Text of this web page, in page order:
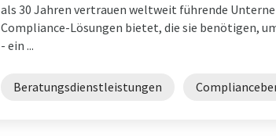
als 30 Jahren vertrauen weltweit führende
Compliance-Lösungen bietet, die sie benötigen,
- ein ...
Beratungsdienstleistungen